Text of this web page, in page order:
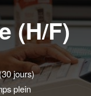
(H/F)
jours)
plein